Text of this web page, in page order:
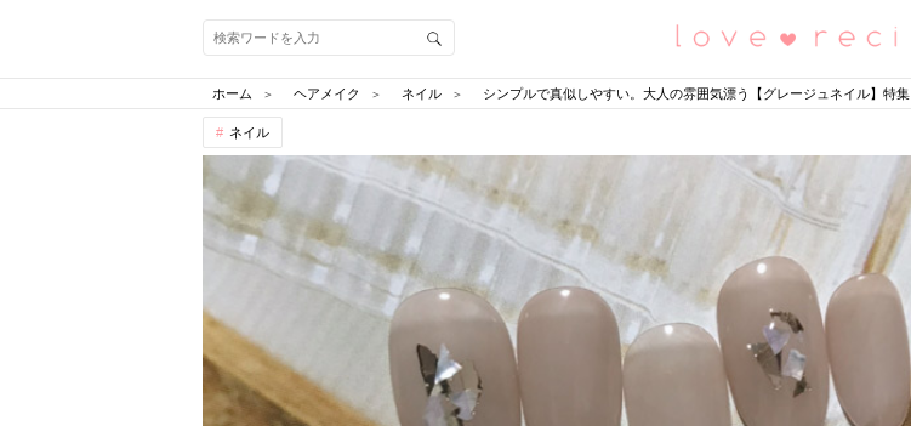
ホーム ヘアメイク ネイル シンプルで真似しやすい。大人の雰囲気漂う【グレージュネイル】特集
ネイル